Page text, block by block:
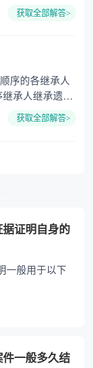
需要公正的也
遗产继承进行
获取全部解答>
，分配遗产
遗产时，应当
获取全部解答>
证明自身的
一般用于以下
一般多久结